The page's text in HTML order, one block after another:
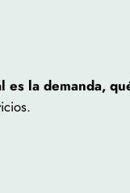
es la demanda,